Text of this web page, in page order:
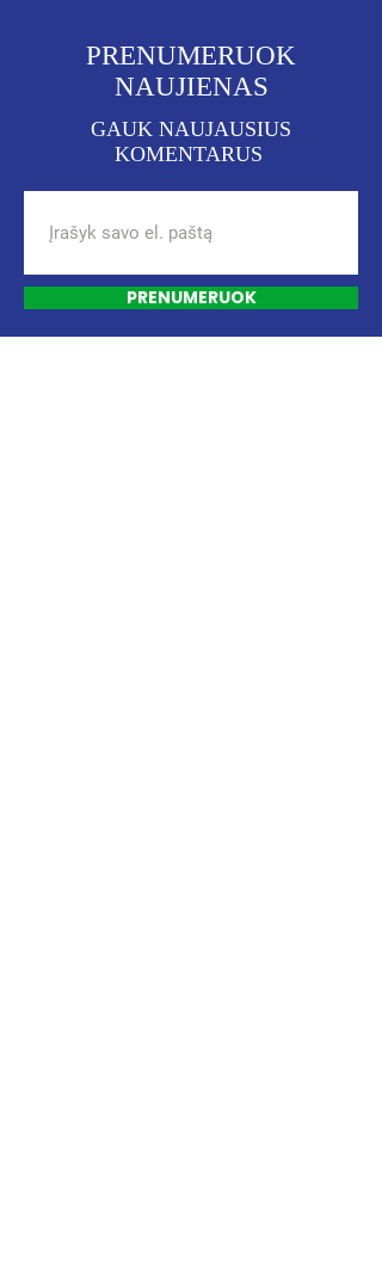
PRENUMERUOK
NAUJIENAS
GAUK NAUJAUSIUS
KOMENTARUS
PRENUMERUOK